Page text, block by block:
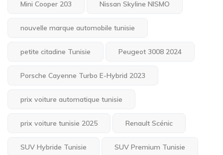
Mini Cooper 203 Nissan Skyline NISMO
nouvelle marque automobile tunisie
petite citadine Tunisie Peugeot 3008 2024
Porsche Cayenne Turbo E-Hybrid 2023
prix voiture automatique tunisie
prix voiture tunisie 2025 Renault Scénic
SUV Hybride Tunisie SUV Premium Tunisie